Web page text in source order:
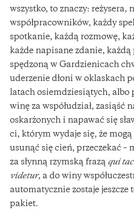
wszystko, to znaczy: reżysera,
współpracowników, każdy
spotkanie, każdą rozmowę,
każde napisane zdanie,
spędzoną w Gardzienicach
uderzenie dłoni w oklaskach
latach osiemdziesiątych, albo
winę za współudział, zasiąść
oskarżonych i napawać się
ci, którym wydaje się, że
usunąć się cień, przeczekać –
za słynną rzymską frazą qui
videtur, a do winy
automatycznie zostaje jeszcze
pakiet.